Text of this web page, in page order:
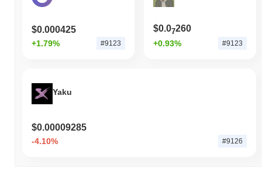
$0.000425
+1.79% #9123
$0.07260
+0.93% #9123
Yaku
$0.00009285
-4.10% #9126